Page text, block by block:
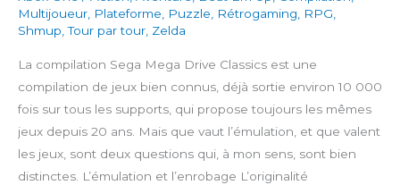
Multijoueur Plateforme Puzzle Rétrogaming RPG
Shmup ,Tour par tour Zelda
La compilation Sega Mega Drive Classics est une
compilation de jeux bien connus, déjà sortie environ 10 000
fois sur tous les supports, qui propose toujours les mêmes
jeux depuis 20 ans. Mais que vaut l’émulation, et que valent
les jeux, sont deux questions qui, à mon sens, sont bien
distinctes. L’émulation et l’enrobage L’originalité